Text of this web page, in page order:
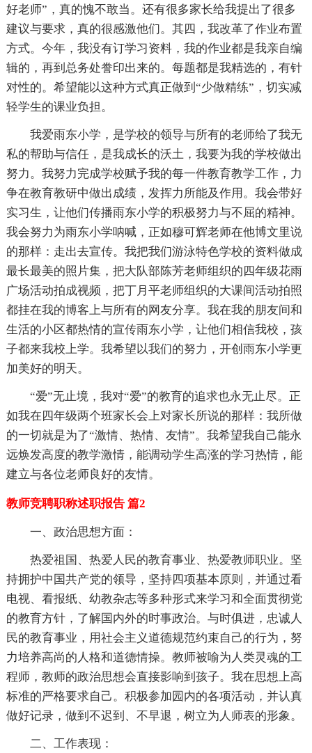
好老师”，真的愧不敢当。还有很多家长给我提出了很多
建议与要求，真的很感激他们。其四，我改革了作业布置
方式。今年，我没有订学习资料，我的作业都是我亲自编
辑的，再到总务处誊印出来的。每题都是我精选的，有针
对性的。希望能以这种方式真正做到“少做精练”，切实减
轻学生的课业负担。
我爱雨东小学，是学校的领导与所有的老师给了我无
私的帮助与信任，是我成长的沃土，我要为我的学校做出
努力。我努力完成学校赋予我的每一件教育教学工作，力
争在教育教研中做出成绩，发挥力所能及作用。我会带好
实习生，让他们传播雨东小学的积极努力与不屈的精神。
我会努力为雨东小学呐喊，正如穆可辉老师在他博文里说
的那样：走出去宣传。我把我们游泳特色学校的资料做成
最长最美的照片集，把大队部陈芳老师组织的四年级花雨
广场活动拍成视频，把丁月平老师组织的大课间活动拍照
都挂在我的博客上与所有的网友分享。我在我的朋友间和
生活的小区都热情的宣传雨东小学，让他们相信我校，孩
子都来我校上学。我希望以我们的努力，开创雨东小学更
加美好的明天。
“爱”无止境，我对“爱”的教育的追求也永无止尽。正
如我在四年级两个班家长会上对家长所说的那样：我所做
的一切就是为了“激情、热情、友情”。我希望我自己能永
远焕发高度的教学激情，能调动学生高涨的学习热情，能
建立与各位老师良好的友情。
教师竞聘职称述职报告 篇2
一、政治思想方面：
热爱祖国、热爱人民的教育事业、热爱教师职业。坚
持拥护中国共产党的领导，坚持四项基本原则，并通过看
电视、看报纸、幼教杂志等多种形式来学习和全面贯彻党
的教育方针，了解国内外的时事政治。与时俱进，忠诚人
民的教育事业，用社会主义道德规范约束自己的行为，努
力培养高尚的人格和道德情操。教师被喻为人类灵魂的工
程师，教师的政治思想会直接影响到孩子。我在思想上高
标准的严格要求自己。积极参加园内的各项活动，并认真
做好记录，做到不迟到、不早退，树立为人师表的形象。
二、工作表现：